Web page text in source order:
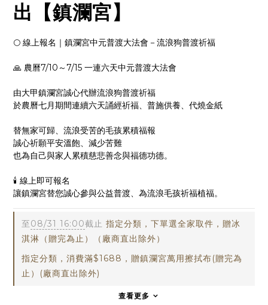
出【鎮瀾宮】
🌕 線上報名｜鎮瀾宮中元普渡大法會－流浪狗普渡祈福
🙏 農曆7/10～7/15 一連六天中元普渡大法會
由大甲鎮瀾宮誠心代辦流浪狗普渡祈福
於農曆七月期間連續六天誦經祈福、普施供養、代燒金紙
替無家可歸、流浪受苦的毛孩累積福報
誠心祈願平安溫飽、減少苦難
也為自己與家人累積慈悲善念與福德功德。
🕯️ 線上即可報名
讓鎮瀾宮替您誠心參與公益普渡、為流浪毛孩祈福植福。
至08/31 16:00截止 指定分類，下單選全家取件，贈冰
淇淋（贈完為止）（廠商直出除外）
指定分類，消費滿$1688，贈鎮瀾宮萬用擦拭布(贈完為
止）(廠商直出除外)
查看更多